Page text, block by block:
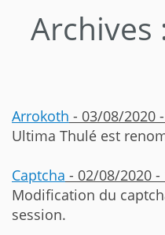
Archives
Arrokoth - 03/08/2020
Ultima Thulé est
Captcha - 02/08/2020 -
Modification du
session.